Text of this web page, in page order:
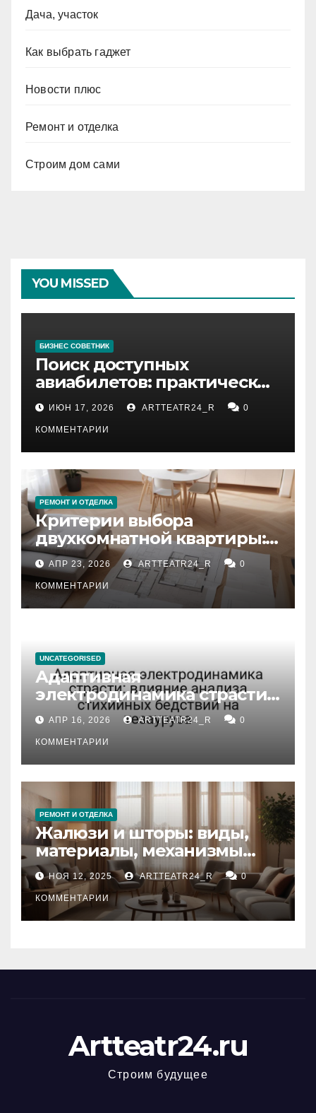
Дача, участок
Как выбрать гаджет
Новости плюс
Ремонт и отделка
Строим дом сами
YOU MISSED
БИЗНЕС СОВЕТНИК
Поиск доступных
авиабилетов: практические
рекомендации
ИЮН 17, 2026 ARTTEATR24_R 0
КОММЕНТАРИИ
РЕМОНТ И ОТДЕЛКА
Критерии выбора
двухкомнатной квартиры:
планировка, площадь,
состояние и документация
АПР 23, 2026 ARTTEATR24_R 0
КОММЕНТАРИИ
UNCATEGORISED
Адаптивная
электродинамика страсти:
влияние анализа
стихийных бедствий на
тезауруса
АПР 16, 2026 ARTTEATR24_R 0
КОММЕНТАРИИ
РЕМОНТ И ОТДЕЛКА
Жалюзи и шторы: виды,
материалы, механизмы
управления и уход
НОЯ 12, 2025 ARTTEATR24_R 0
КОММЕНТАРИИ
Artteatr24.ru
Строим будущее